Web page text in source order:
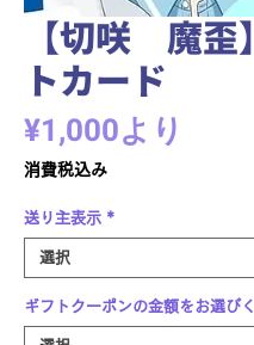
【切咲 魔歪
トカード
¥1,000より
価
格
消費税込み
送り主表示 *
ギフトクーポンの金額をお選び